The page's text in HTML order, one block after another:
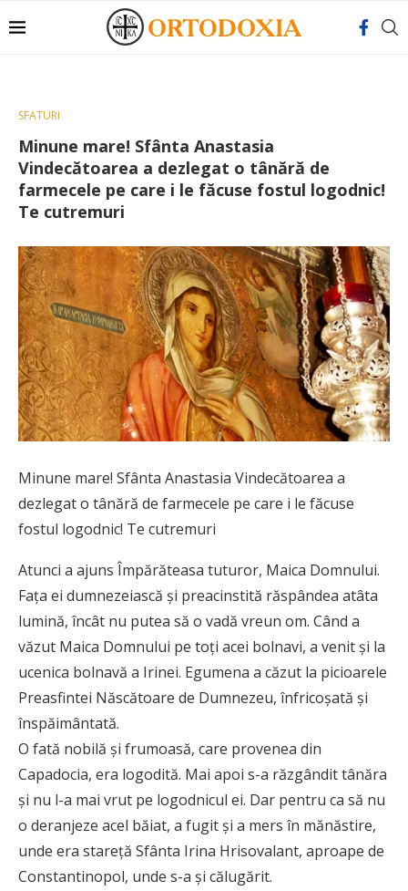
SFATURI
Minune mare! Sfânta Anastasia
Vindecătoarea a dezlegat o tânără de
farmecele pe care i le făcuse fostul logodnic!
Te cutremuri
Minune mare! Sfânta Anastasia Vindecătoarea a
dezlegat o tânără de farmecele pe care i le făcuse
fostul logodnic! Te cutremuri
Atunci a ajuns Împărăteasa tuturor, Maica Domnului.
Fața ei dumnezeiască și preacinstită răspândea atâta
lumină, încât nu putea să o vadă vreun om. Când a
văzut Maica Domnului pe toți acei bolnavi, a venit și la
ucenica bolnavă a Irinei. Egumena a căzut la picioarele
Preasfintei Născătoare de Dumnezeu, înfricoșată și
înspăimântată.
O fată nobilă și frumoasă, care provenea din
Capadocia, era logodită. Mai apoi s-a răzgândit tânăra
și nu l-a mai vrut pe logodnicul ei. Dar pentru ca să nu
o deranjeze acel băiat, a fugit și a mers în mănăstire,
unde era stareță Sfânta Irina Hrisovalant, aproape de
Constantinopol, unde s-a și călugărit.